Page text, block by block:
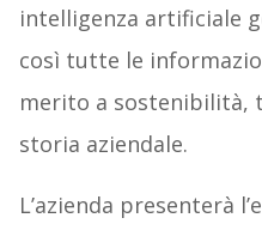
intelligenza artificiale
così tutte le
merito a sostenibilità,
storia aziendale.
L’azienda presenterà